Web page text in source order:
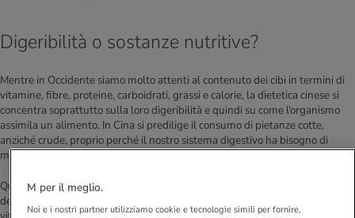
Digeribilità o sostanze nutritive?
Mentre in Occidente siamo molto attenti al contenuto dei cibi in termini di
vitamine, fibre, proteine, carboidrati, grassi e calorie, la dietetica cinese si
concentra soprattutto sulla loro digeribilità e quindi su come l’organismo
assimila un alimento. In Cina si predilige il consumo di pietanze cotte,
anziché crude, proprio perché il nostro sistema digestivo ha bisogno di
meno energia per metabolizzarle.
Questa teoria non ci è del tutto estranea: «Corrisponde alle basi
dell’alimentazione occidentale diffusa prima della ‘rivoluzione delle
M per il meglio.
Noi e i nostri partner utilizziamo cookie e tecnologie simili per fornire,